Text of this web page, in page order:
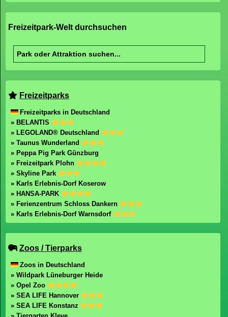
Freizeitpark-Welt durchsuchen
Freizeitparks
Freizeitparks in Deutschland
» BELANTIS
» LEGOLAND® Deutschland
» Taunus Wunderland
» Peppa Pig Park Günzburg
» Freizeitpark Plohn
» Skyline Park
» Karls Erlebnis-Dorf Koserow
» HANSA-PARK
» Ferienzentrum Schloss Dankern
» Karls Erlebnis-Dorf Warnsdorf
Zoos / Tierparks
Zoos in Deutschland
» Wildpark Lüneburger Heide
» Opel Zoo
» SEA LIFE Hannover
» SEA LIFE Konstanz